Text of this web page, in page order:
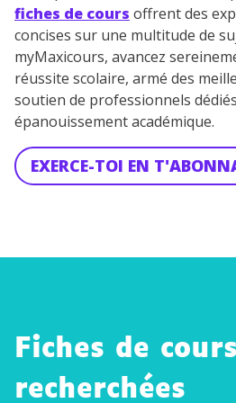
fiches de cours offrent des
concises sur une multitude de
myMaxicours, avancez
réussite scolaire, armé des
soutien de professionnels
épanouissement académique.
EXERCE-TOI EN
Fiches de
recherchées